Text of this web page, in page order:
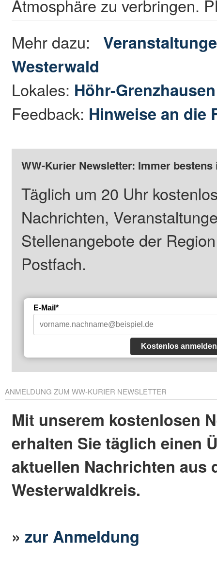
Atmosphäre zu verbringen.
Mehr dazu:
Westerwald
Lokales: Höhr-
Feedback: Hinweise an die
WW-Kurier Newsletter: Immer
Täglich um 20 Uhr
Nachrichten,
Stellenangebote der
Postfach.
E-Mail*
Kostenlos anmelden
ANMELDUNG ZUM WW-KURIER NEWSLETTER
Mit unserem kostenlosen
erhalten Sie täglich einen
aktuellen Nachrichten aus
Westerwaldkreis.
»zur Anmeldung